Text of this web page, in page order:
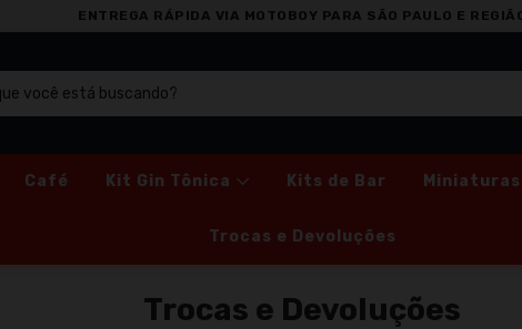
ENTREGA RÁPIDA VIA MOTOBOY PARA SÃO PAULO E
Café Kit Gin Tônica Kits de Bar Miniaturas
Trocas e Devoluções
Trocas e Devoluções